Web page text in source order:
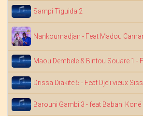
Sampi Tiguida 2
Nankoumadjan - Feat Madou
Maou Dembele & Bintou Souare 1 -
Drissa Diakite 5 - Feat Djeli vieux
Barouni Gambi 3 - feat Babani Koné